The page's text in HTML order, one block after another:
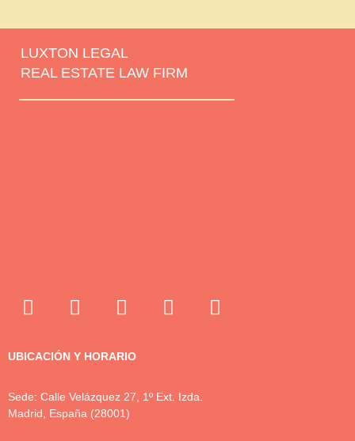
LUXTON LEGAL
REAL ESTATE LAW FIRM
UBICACIÓN Y HORARIO
Sede: Calle Velázquez 27, 1º Ext. Izda.
Madrid, España (28001)